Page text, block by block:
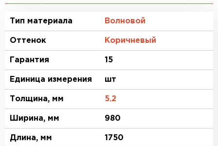
Тип материала Волновой
Оттенок Коричневый
Гарантия 15
Единица измерения шт
Толщина, мм 5.2
Ширина, мм 980
Длина, мм 1750